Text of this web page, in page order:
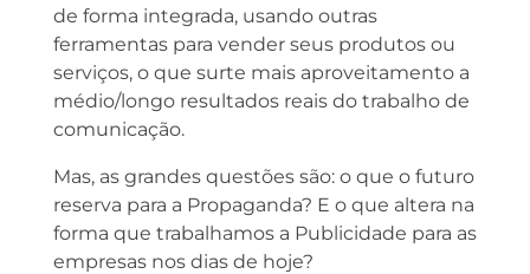
de forma integrada, usando outras
ferramentas para vender seus produtos ou
serviços, o que surte mais aproveitamento a
médio/longo resultados reais do trabalho de
comunicação.
Mas, as grandes questões são: o que o futuro
reserva para a Propaganda? E o que altera na
forma que trabalhamos a Publicidade para as
empresas nos dias de hoje?